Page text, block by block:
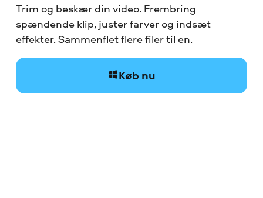
Trim og beskær din video. Frembring
spændende klip, juster farver og indsæt
effekter. Sammenflet flere filer til en.
Køb nu